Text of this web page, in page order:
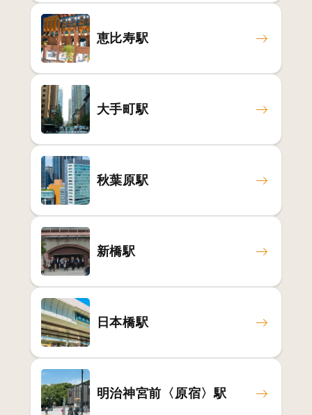
恵比寿駅
大手町駅
秋葉原駅
新橋駅
日本橋駅
明治神宮前〈原宿〉駅